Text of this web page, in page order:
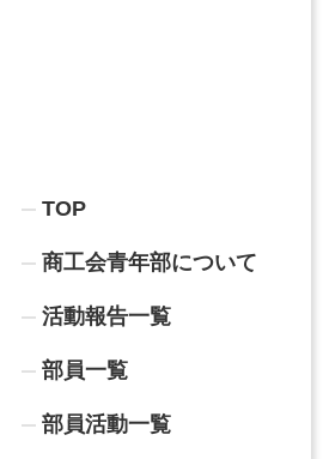
TOP
商工会青年部について
活動報告一覧
部員一覧
部員活動一覧